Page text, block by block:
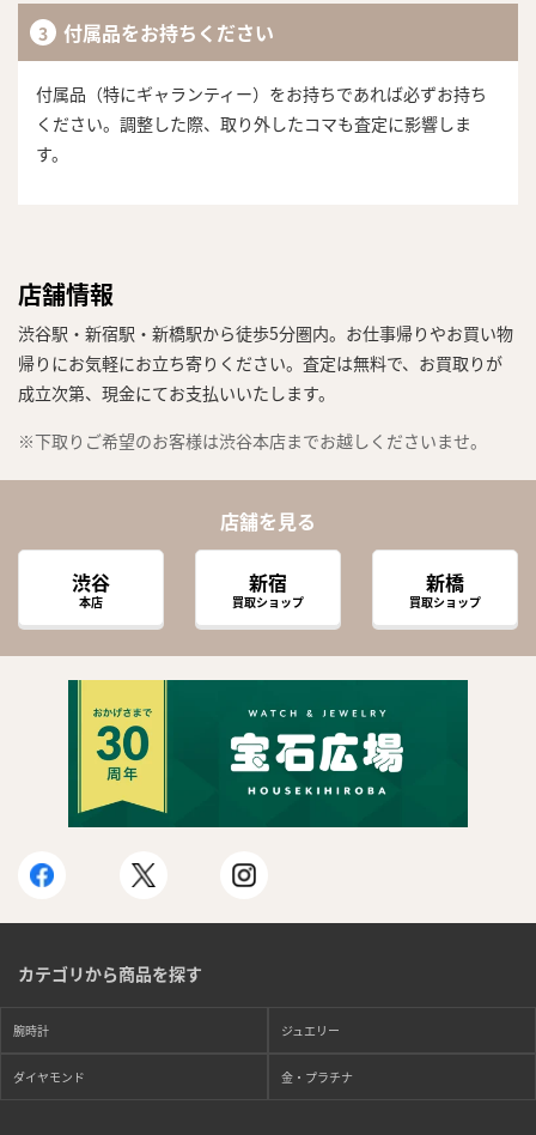
付属品をお持ちください
付属品（特にギャランティー）をお持ちであれば必ずお持ち
ください。調整した際、取り外したコマも査定に影響しま
す。
店舗情報
渋谷駅・新宿駅・新橋駅から徒歩5分圏内。お仕事帰りやお買い物
帰りにお気軽にお立ち寄りください。査定は無料で、お買取りが
成立次第、現金にてお支払いいたします。
※下取りご希望のお客様は渋谷本店までお越しくださいませ。
店舗を見る
渋谷
本店
新宿
買取ショップ
新橋
買取ショップ
カテゴリから商品を探す
腕時計 ジュエリー
ダイヤモンド 金・プラチナ